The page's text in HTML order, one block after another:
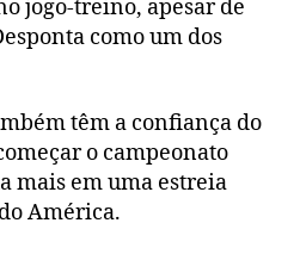
jogo-treino, apesar de
como um dos
têm a confiança do
o campeonato
mais em uma estreia
América.